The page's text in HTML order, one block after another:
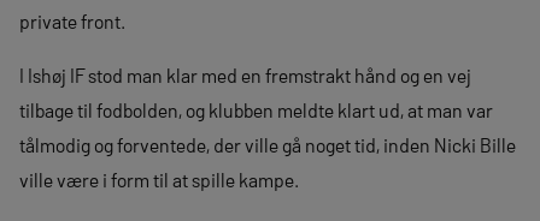
private front.
I Ishøj IF stod man klar med en fremstrakt hånd og en vej
tilbage til fodbolden, og klubben meldte klart ud, at man var
tålmodig og forventede, der ville gå noget tid, inden Nicki Bille
ville være i form til at spille kampe.